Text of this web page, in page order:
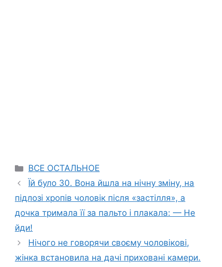
Categories
ВСЕ ОСТАЛЬНОЕ
Їй було 30. Вона йшла на нічну зміну, на
підлозі хропів чоловік після «застілля», а
дочка тримала її за пальто і плакала: — Не
йди!
Нічого не говорячи своєму чоловікові,
жінка встановила на дачі приховані камери.